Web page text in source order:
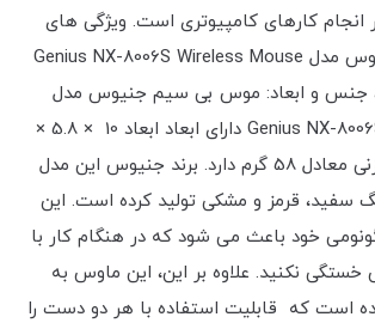
انجام کارهای کامپیوتری است. ویژگی های
موس بی سیم جنیوس مدل Genius NX-8006S Wireless Mouse
جنس و ابعاد: موس بی سیم جنیوس مدل
Genius NX-8006S Wireless Mouse دارای ابعاد ابعاد 10 × 5.8 ×
3.9 سانتی متر و وزنی معادل 58 گرم دارد. برند جنیوس این مدل
سفید، قرمز و مشکی تولید کرده است. این
خود باعث می شود که در هنگام کار با
نکنید. علاوه بر این، این ماوس به
است که قابلیت استفاده با هر دو دست را